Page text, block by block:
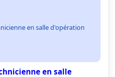
en salle d'opération
en salle